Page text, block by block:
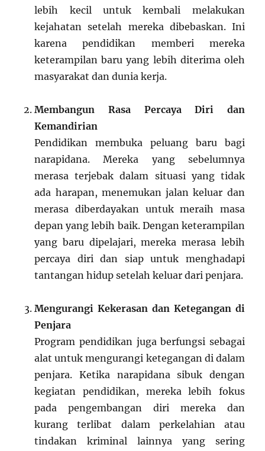
lebih kecil untuk kembali melakukan
kejahatan setelah mereka dibebaskan. Ini
karena pendidikan memberi mereka
keterampilan baru yang lebih diterima oleh
masyarakat dan dunia kerja.
Membangun Rasa Percaya Diri dan
Kemandirian
Pendidikan membuka peluang baru bagi
narapidana. Mereka yang sebelumnya
merasa terjebak dalam situasi yang tidak
ada harapan, menemukan jalan keluar dan
merasa diberdayakan untuk meraih masa
depan yang lebih baik. Dengan keterampilan
yang baru dipelajari, mereka merasa lebih
percaya diri dan siap untuk menghadapi
tantangan hidup setelah keluar dari penjara.
Mengurangi Kekerasan dan Ketegangan di
Penjara
Program pendidikan juga berfungsi sebagai
alat untuk mengurangi ketegangan di dalam
penjara. Ketika narapidana sibuk dengan
kegiatan pendidikan, mereka lebih fokus
pada pengembangan diri mereka dan
kurang terlibat dalam perkelahian atau
tindakan kriminal lainnya yang sering